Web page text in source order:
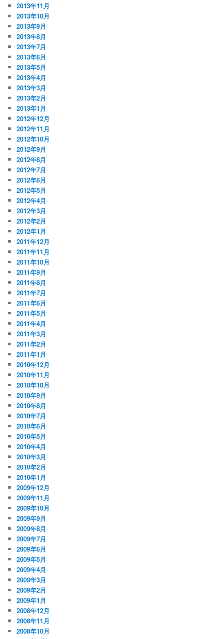
2013年11月
2013年10月
2013年9月
2013年8月
2013年7月
2013年6月
2013年5月
2013年4月
2013年3月
2013年2月
2013年1月
2012年12月
2012年11月
2012年10月
2012年9月
2012年8月
2012年7月
2012年6月
2012年5月
2012年4月
2012年3月
2012年2月
2012年1月
2011年12月
2011年11月
2011年10月
2011年9月
2011年8月
2011年7月
2011年6月
2011年5月
2011年4月
2011年3月
2011年2月
2011年1月
2010年12月
2010年11月
2010年10月
2010年9月
2010年8月
2010年7月
2010年6月
2010年5月
2010年4月
2010年3月
2010年2月
2010年1月
2009年12月
2009年11月
2009年10月
2009年9月
2009年8月
2009年7月
2009年6月
2009年5月
2009年4月
2009年3月
2009年2月
2009年1月
2008年12月
2008年11月
2008年10月